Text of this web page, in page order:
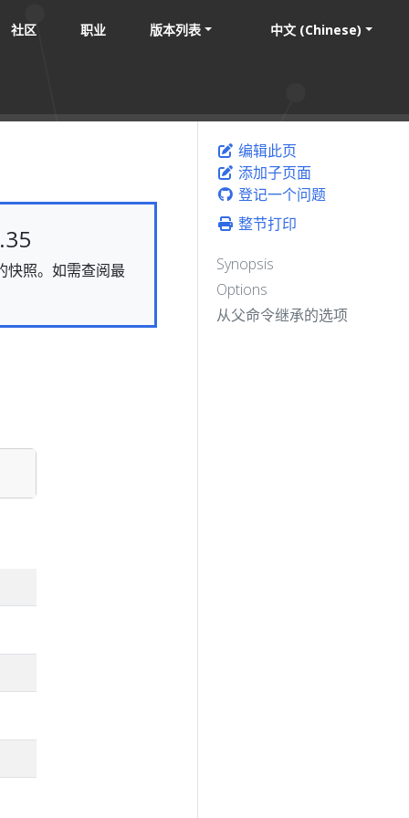
社区 职业 版本列表 中文 (Chinese)
编辑此页
添加子页面
登记一个问题
整节打印
Synopsis
Options
从父命令继承的选项
快照。如需查阅最